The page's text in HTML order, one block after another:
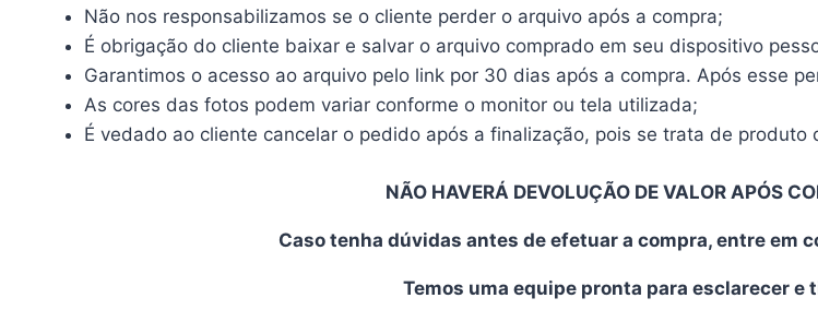
Não nos responsabilizamos se o cliente perder o arquivo após a compra;
É obrigação do cliente baixar e salvar o arquivo comprado em seu dispositivo
Garantimos o acesso ao arquivo pelo link por 30 dias após a compra. Após esse
As cores das fotos podem variar conforme o monitor ou tela utilizada;
É vedado ao cliente cancelar o pedido após a finalização, pois se trata de
NÃO HAVERÁ DEVOLUÇÃO DE VALOR APÓS
Caso tenha dúvidas antes de efetuar a compra, entre em
Temos uma equipe pronta para esclarecer e